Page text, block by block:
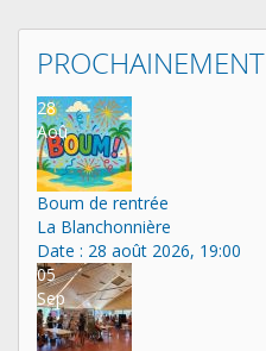
PROCHAINEMENT
28
Aoû
Boum de rentrée
La Blanchonnière
Date : 28 août 2026, 19:00
05
Sep